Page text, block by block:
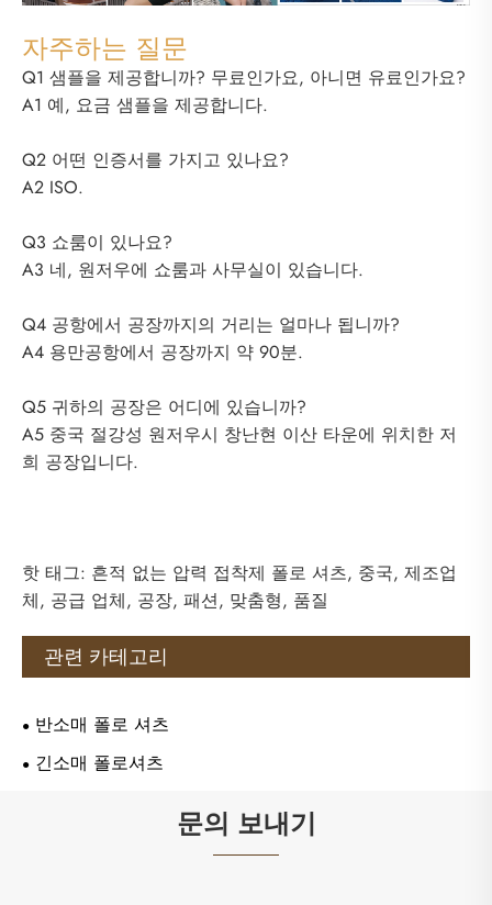
자주하는 질문
Q1 샘플을 제공합니까? 무료인가요, 아니면 유료인가요?
A1 예, 요금 샘플을 제공합니다.
Q2 어떤 인증서를 가지고 있나요?
A2 ISO.
Q3 쇼룸이 있나요?
A3 네, 원저우에 쇼룸과 사무실이 있습니다.
Q4 공항에서 공장까지의 거리는 얼마나 됩니까?
A4 용만공항에서 공장까지 약 90분.
Q5 귀하의 공장은 어디에 있습니까?
A5 중국 절강성 원저우시 창난현 이산 타운에 위치한 저
희 공장입니다.
핫 태그: 흔적 없는 압력 접착제 폴로 셔츠, 중국, 제조업
체, 공급 업체, 공장, 패션, 맞춤형, 품질
관련 카테고리
반소매 폴로 셔츠
긴소매 폴로셔츠
문의 보내기